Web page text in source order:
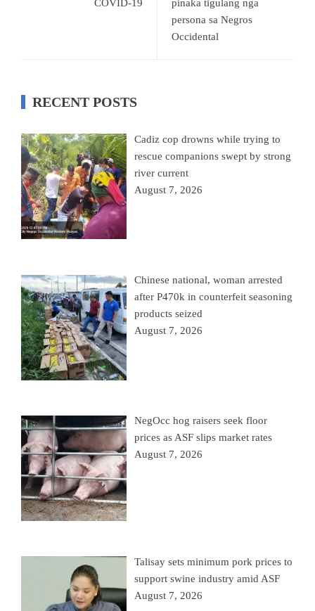
COVID-19
pinaka tigulang nga
persona sa Negros
Occidental
RECENT POSTS
Cadiz cop drowns while trying to
rescue companions swept by strong
river current
August 7, 2026
Chinese national, woman arrested
after P470k in counterfeit seasoning
products seized
August 7, 2026
NegOcc hog raisers seek floor
prices as ASF slips market rates
August 7, 2026
Talisay sets minimum pork prices to
support swine industry amid ASF
August 7, 2026